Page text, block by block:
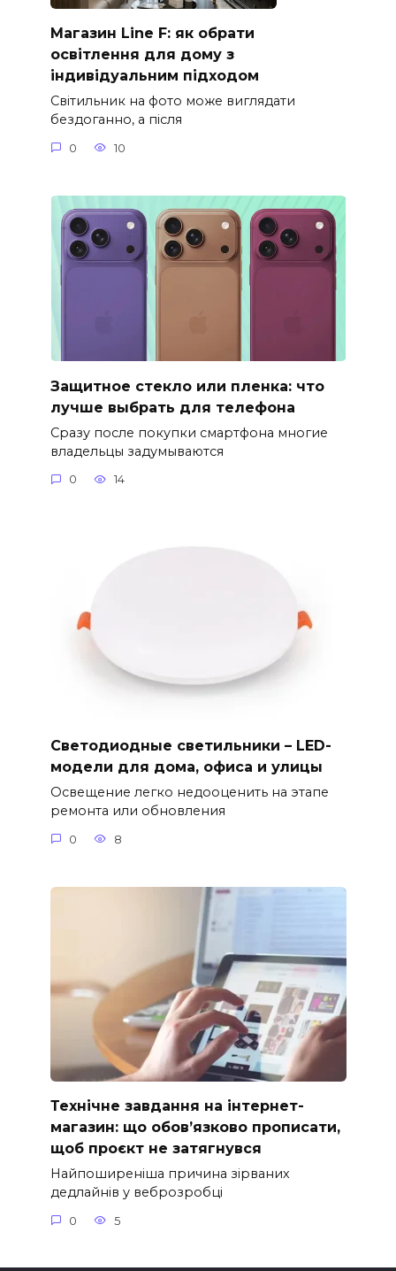
Магазин Line F: як обрати
освітлення для дому з
індивідуальним підходом
Світильник на фото може виглядати
бездоганно, а після
0 10
Защитное стекло или пленка: что
лучше выбрать для телефона
Сразу после покупки смартфона многие
владельцы задумываются
0 14
Светодиодные светильники – LED-
модели для дома, офиса и улицы
Освещение легко недооценить на этапе
ремонта или обновления
0 8
Технічне завдання на інтернет-
магазин: що обов’язково прописати,
щоб проєкт не затягнувся
Найпоширеніша причина зірваних
дедлайнів у веброзробці
0 5